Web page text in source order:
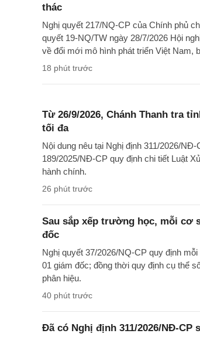
thác
Nghị quyết 217/NQ-CP của Chính phủ
quyết 19-NQ/TW ngày 28/7/2026 Hội
về đổi mới mô hình phát triển Việt Nam,
18 phút trước
Từ 26/9/2026, Chánh Thanh tra
tối đa
Nội dung nêu tại Nghị định 311/2026/
189/2025/NĐ-CP quy định chi tiết Luật
hành chính.
26 phút trước
Sau sắp xếp trường học, mỗi cơ
đốc
Nghị quyết 37/2026/NQ-CP quy định
01 giám đốc; đồng thời quy định cụ thể
phân hiệu.
40 phút trước
Đã có Nghị định 311/2026/NĐ-CP